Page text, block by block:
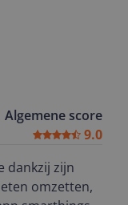
Algemene score
9.0
omzetten,